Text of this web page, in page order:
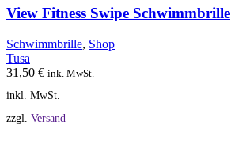
auf.
Die
Optionen
können
View Fitness Swipe Schwimmbrille
Schwimmbrille, Shop
Tusa
31,50 € ink. MwSt.
inkl. MwSt.
zzgl. Versand